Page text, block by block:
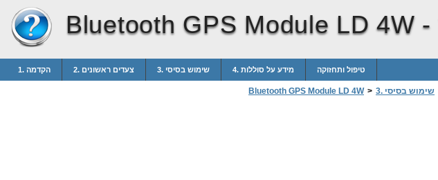
Bluetooth GPS Module LD 4W -
1. הקדמה 2. צעדים ראשונים 3. שימוש בסיסי 4. מידע על סוללות טיפול ותחזוקה
Bluetooth GPS Module LD 4W > 3. שימוש בסיסי